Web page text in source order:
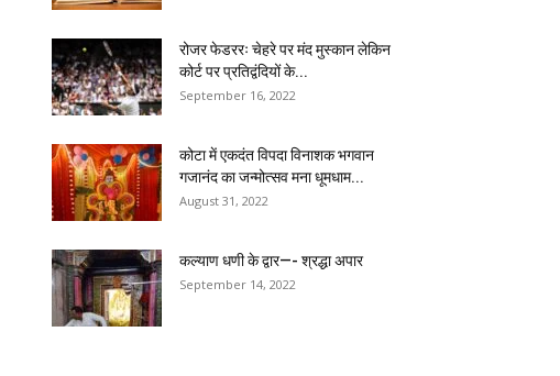
रोजर फेडररः चेहरे पर मंद मुस्कान लेकिन
कोर्ट पर प्रतिद्वंदियों के...
September 16, 2022
कोटा में एकदंत विपदा विनाशक भगवान
गजानंद का जन्मोत्सव मना धूमधाम...
August 31, 2022
कल्याण धणी के द्वार—- श्रद्धा अपार
September 14, 2022